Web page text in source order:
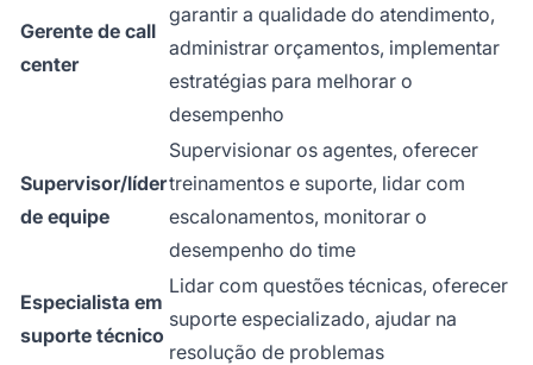
Gerente de call
center
garantir a qualidade do atendimento,
administrar orçamentos, implementar
estratégias para melhorar o
desempenho
Supervisor/líder
de equipe
Supervisionar os agentes, oferecer
treinamentos e suporte, lidar com
escalonamentos, monitorar o
desempenho do time
Especialista em
suporte técnico
Lidar com questões técnicas, oferecer
suporte especializado, ajudar na
resolução de problemas